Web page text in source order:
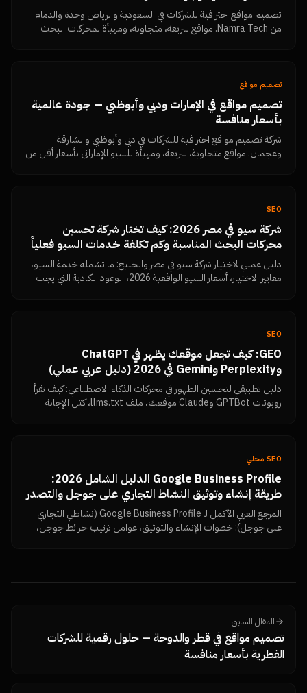
تصميم مواقع احترافية للشركات في السعودية والرياض وجدة والدمام
من Namra Tech. مواقع سريعة، متجاوبة، ومهيأة لمحركات البحث
تصميم مواقع
تصميم مواقع في الإمارات ودبي وأبوظبي — جودة عالمية
بأسعار منافسة
شركة تصميم مواقع احترافية للشركات في دبي وأبوظبي والشارقة
وعجمان. مواقع متجاوبة، سريعة، ومهيأة للسيو الإماراتي بأسعار أقل من
SEO
شركة سيو في مصر 2026: كيف تختار شركة تحسين
محركات البحث المناسبة وكم تكلفة خدمات السيو فعلياً
دليل عملي لاختيار شركة سيو في مصر والخليج: ما تشمله خدمة السيو،
معايير الاختيار، أسعار السيو الواقعية 2026، الوعود الكاذبة التي يجب
SEO
GEO: كيف تجعل موقعك يظهر في ChatGPT
وPerplexity وGemini في 2026 (دليل عربي عملي)
دليل تطبيقي لتحسين الظهور في محركات الذكاء الاصطناعي: كيف تقرأ
روبوتات GPTBot وClaude موقعك، ملف llms.txt، كتل الإجابة
SEO محلي
Google Business Profile الدليل الشامل 2026:
طريقة إنشاء وتوثيق النشاط التجاري على جوجل والتصدر
في خرائط جوجل بتقييمات 5 نجوم
المرجع العربي الأكمل لـ Google Business Profile (نشاطي التجاري
على جوجل): خطوات الإنشاء والتوثيق، عوامل ترتيب خرائط جوجل،
المقال السابق
تصميم مواقع في قطر والدوحة — حلول رقمية للشركات
القطرية بأسعار منافسة